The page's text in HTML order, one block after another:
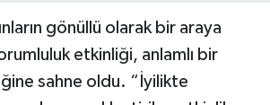
gönüllü olarak bir araya
etkinliği, anlamlı bir
sahne oldu. “İyilikte